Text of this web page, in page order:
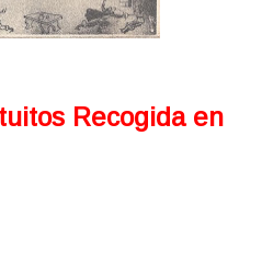
Recogida en